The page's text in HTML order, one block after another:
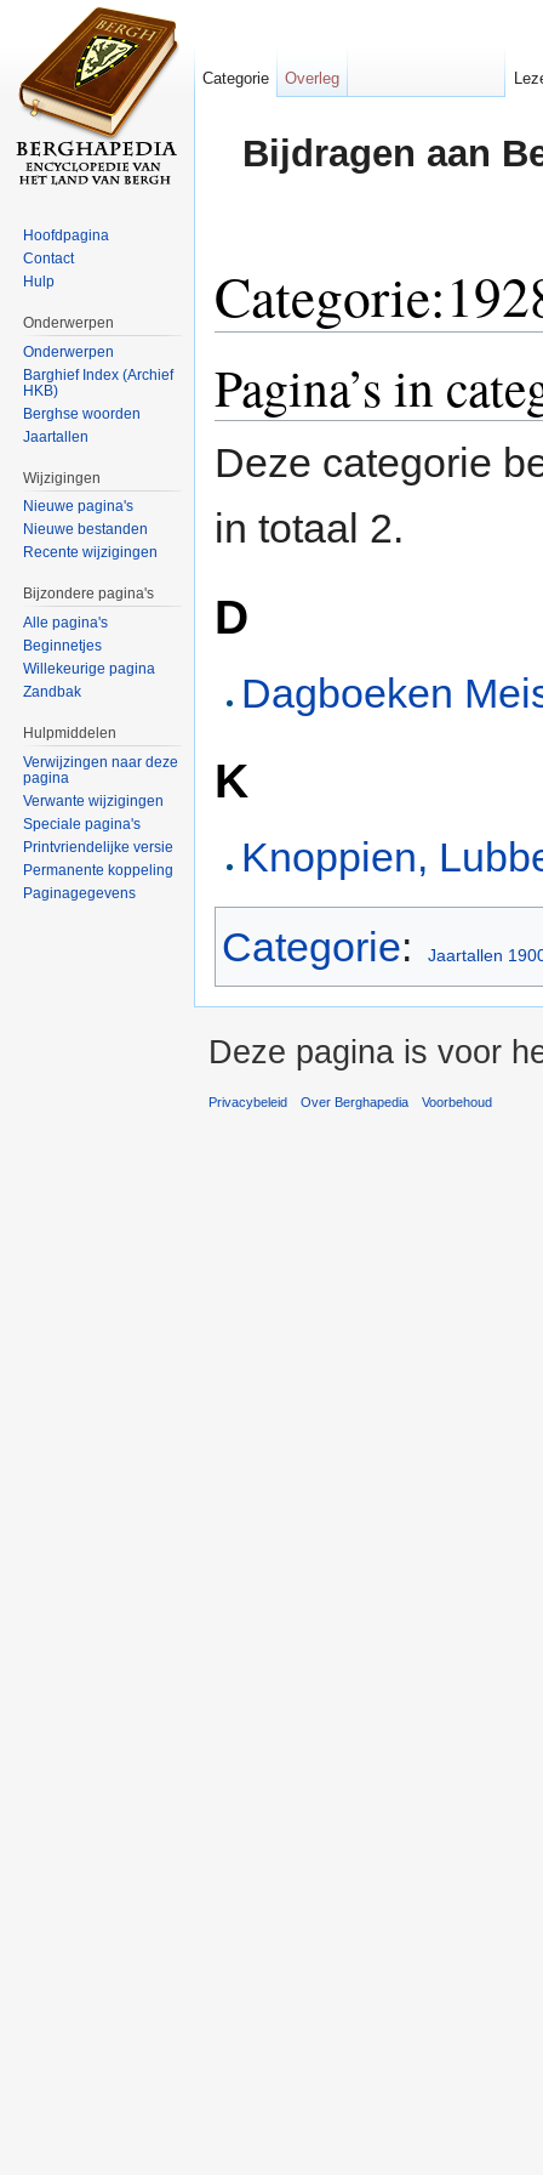
Bijdragen aan
Pagina’s in
Deze categorie
in totaal 2.
D
Dagboeken
K
Knoppien,
Categorie: Jaartallen
Categorie Overleg
Hoofdpagina
Contact
Hulp
Onderwerpen
Onderwerpen
Barghief Index (Archief
HKB)
Berghse woorden
Jaartallen
Wijzigingen
Nieuwe pagina's
Nieuwe bestanden
Recente wijzigingen
Bijzondere pagina's
Alle pagina's
Beginnetjes
Willekeurige pagina
Zandbak
Hulpmiddelen
Verwijzingen naar deze
pagina
Verwante wijzigingen
Speciale pagina's
Printvriendelijke versie
Permanente koppeling
Paginagegevens
Deze pagina is voor
Privacybeleid Over Berghapedia Voorbehoud